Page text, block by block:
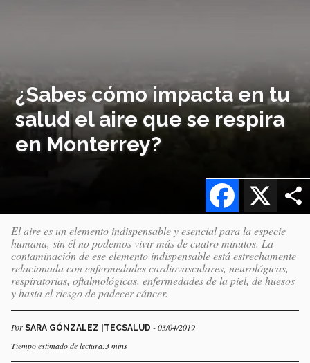
¿Sabes cómo impacta en tu
salud el aire que se respira
en Monterrey?
X
Facebook
El aire es un elemento indispensable y esencial para la especie
humana, sin él no podemos vivir más de cuatro minutos. La
contaminación de ese elemento indispensable está estrechamente
relacionada con enfermedades cardiovasculares, neurológicas,
respiratorias, oftalmológicas, enfermedades de la piel, de huesos
y hasta el riesgo de padecer cáncer.
Por SARA GÓNZALEZ |TECSALUD - 03/04/2019
Tiempo estimado de lectura:3 mins